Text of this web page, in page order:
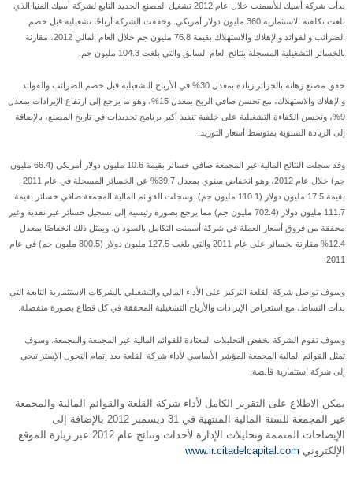
بدأت شركة أسيك للأسمنت خلال عام 2012 تشغيل المصنع الجديد التابع لشركة أسيك المنيا الذي
بلغت تكلفته الاستثمارية 360 مليون دولار أمريكي. وحققت الشركة أرباحًا تشغيلية قبل خصم
الضرائب والفوائد والإهلاك والاستهلاك بقيمة 76.8 مليون جم خلال العام المالي 2012، مقارنة
بالخسائر التشغيلية المسجلة بنتائج العام السابق والتي بلغت 104.3 مليون جم.
حقق مصنع زهانة بالجزائر زيادة بمعدل 30% في الأرباح التشغيلية قبل خصم الضرائب والفوائد
والإهلاك والاستهلاك، مع تحسن صافي الربح بمعدل 15%، وهو ما يرجع إلى ارتفاع الإيرادات بمعدل
9%، وتحسن الكفاءة التشغيلية على خلفية تنفيذ أكبر برنامج تجديدات في تاريخ المصنع، بالإضافة
إلى الزيادة السنوية بمتوسط أسعار التوريد.
وقد سجلت النتائج المالية غير المجمعة صافي خسائر بقيمة 10.6 مليون دولار أمريكي (66.4 مليون
جم) خلال عام 2012، وهو انخفاض سنوي بمعدل 39.7% عن الخسائر المسجلة في عام 2011
بقيمة 17.5 مليون دولار (110.1 مليون جم). وسجلت القوائم المالية المجمعة صافي خسائر بقيمة
111.7 مليون دولار (702.4 مليون جم) مما يرجع بصورة رئيسية إلى تسجيل خسائر غير نقدية وغير
محققة من فروق أسعار العملة في شركة أسمنت التكامل بالسودان. ويمثل ذلك انخفاضًا بمعدل
12.4% مقارنة بخسائر على عام 2011 والتي بلغت 127.5 مليون دولار (800.5 مليون جم) في عام
2011.
وسوف تواصل شركة القلعة التركيز على الأداء المالي والتشغيلي بالشركات الاستثمارية التابعة التي
بدأت النشاط، مع استعراض الإيرادات والأرباح التشغيلية المحققة في كل قطاع بصورة منفصلة.
وسوف تقوم الشركة بخفض التحليلات المعتادة للقوائم المالية غير المجمعة والمجمعة. وسوف
تمثل القوائم المالية المجمعة المؤشر الأساسي لأداء شركة القلعة بعد إتمام التحول الإستراتيجي
إلى شركة استثمارية قابضة.
يمكن الاطلاع على التقرير الكامل لأداء شركة القلعة والقوائم المالية والمجمعة
غير المجمعة للسنة المالية المنتهية في 31 ديسمبر 2012 بالإضافة إلى
الإيضاحات المتممة وتحليلات الإدارة لأحداث ونتائج عام 2012 عبر زيارة الموقع
الإلكتروني www.ir.citadelcapital.com